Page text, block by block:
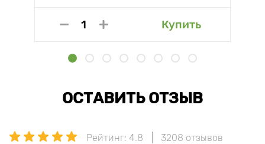
Купить
ОСТАВИТЬ ОТЗЫВ
Рейтинг: 4.8 3208 отзывов